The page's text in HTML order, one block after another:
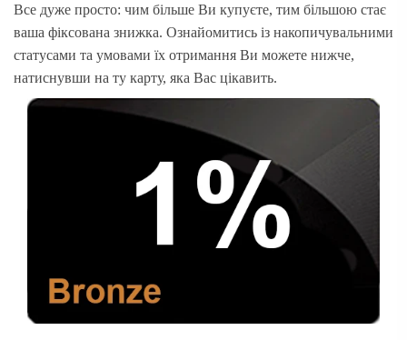
Все дуже просто: чим більше Ви купуєте, тим більшою стає
ваша фіксована знижка. Ознайомитись із накопичувальними
статусами та умовами їх отримання Ви можете нижче,
натиснувши на ту карту, яка Вас цікавить.